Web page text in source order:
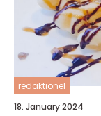
redaktionel
18. January 2024